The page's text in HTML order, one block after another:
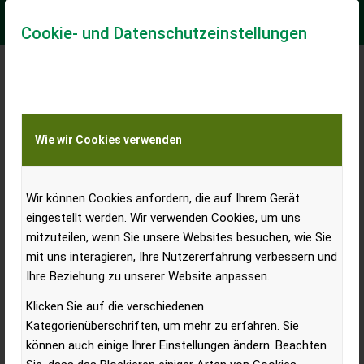
Cookie- und Datenschutzeinstellungen
Wie wir Cookies verwenden
Wir können Cookies anfordern, die auf Ihrem Gerät
eingestellt werden. Wir verwenden Cookies, um uns
mitzuteilen, wenn Sie unsere Websites besuchen, wie Sie
mit uns interagieren, Ihre Nutzererfahrung verbessern und
Ihre Beziehung zu unserer Website anpassen.
Klicken Sie auf die verschiedenen
Kategorienüberschriften, um mehr zu erfahren. Sie
können auch einige Ihrer Einstellungen ändern. Beachten
aus Rot wird Blau –
Dänzer